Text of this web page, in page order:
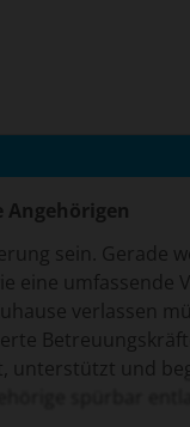
sein. Gerade
eine umfassende
verlassen
unterstützt und